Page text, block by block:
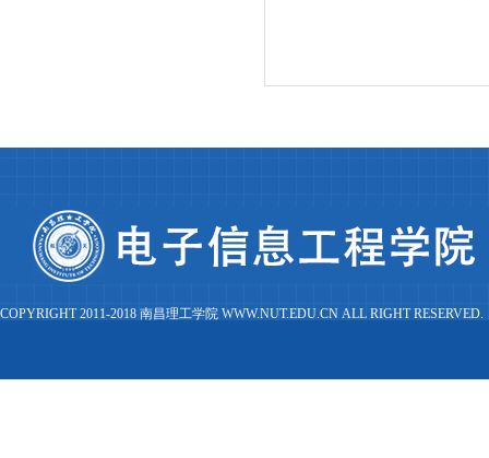
COPYRIGHT 2011-2018 南昌理工学院 WWW.NUT.EDU.CN ALL RIGHT RESERVED.